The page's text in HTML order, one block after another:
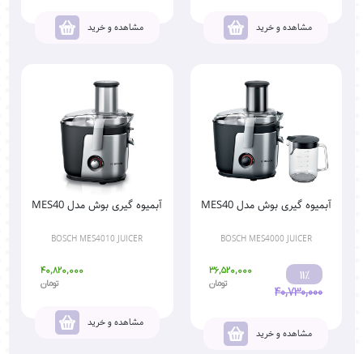
مشاهده و خرید مشاهده و خرید
آبمیوه گیری بوش مدل MES40
BOSCH MES4000 JUICER
11%
40,730,000
36,520,000
تومان
مشاهده و خرید
آبمیوه گیری بوش مدل MES40
BOSCH MES4010 JUICER
40,820,000
تومان
مشاهده و خرید